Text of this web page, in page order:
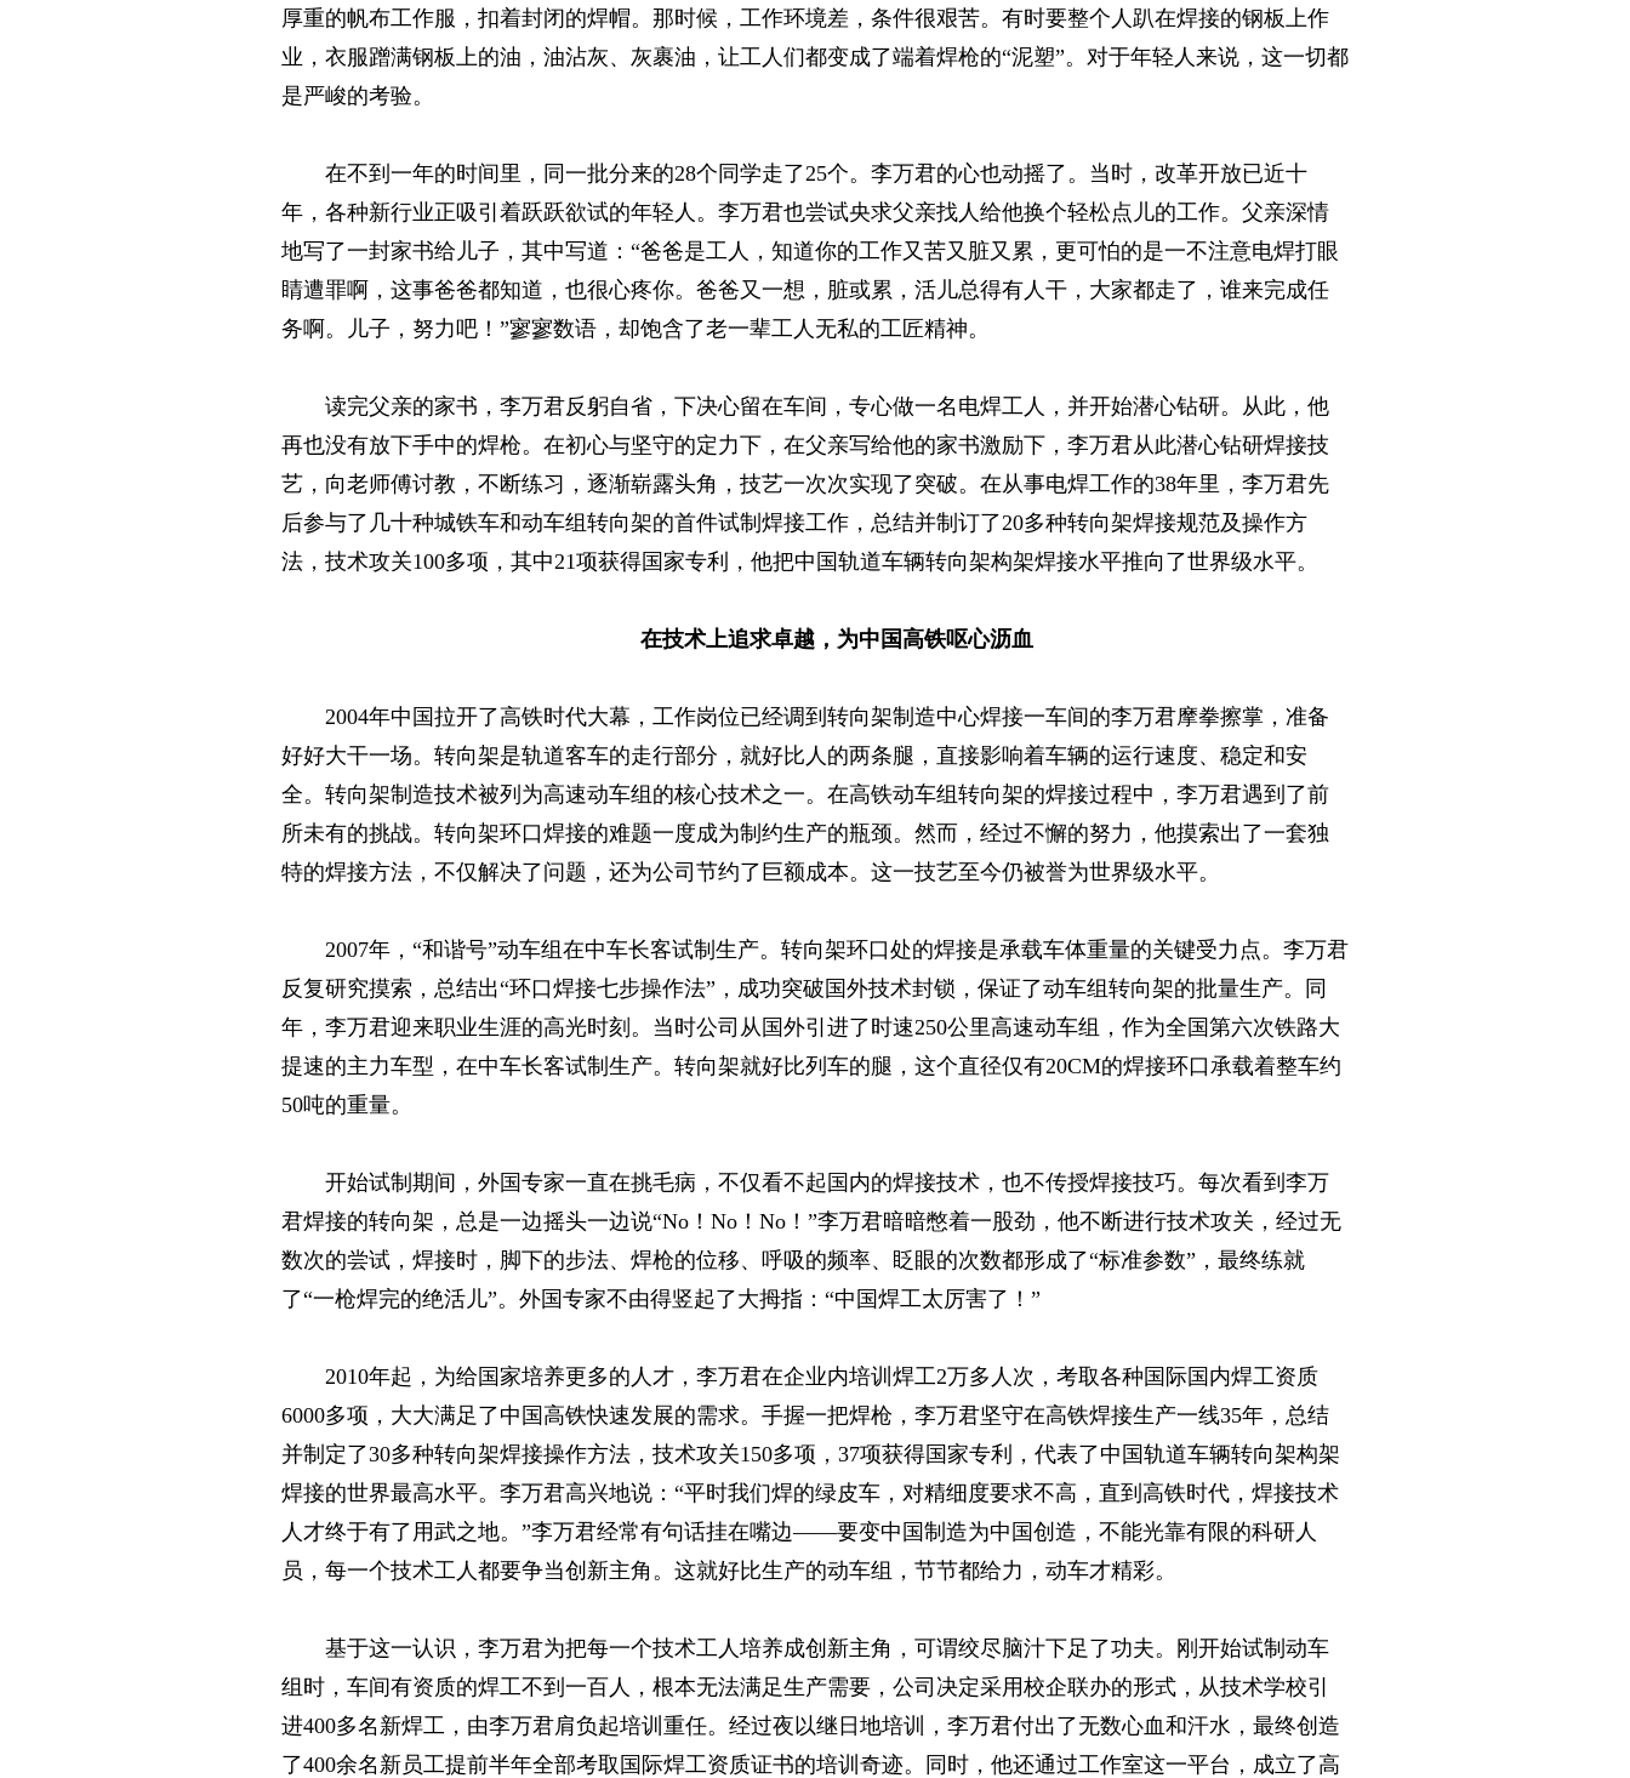
厚重的帆布工作服，扣着封闭的焊帽。那时候，工作环境差，条件很艰苦。有时要整个人趴在焊接的钢板上作
业，衣服蹭满钢板上的油，油沾灰、灰裹油，让工人们都变成了端着焊枪的“泥塑”。对于年轻人来说，这一切都
是严峻的考验。
在不到一年的时间里，同一批分来的28个同学走了25个。李万君的心也动摇了。当时，改革开放已近十
年，各种新行业正吸引着跃跃欲试的年轻人。李万君也尝试央求父亲找人给他换个轻松点儿的工作。父亲深情
地写了一封家书给儿子，其中写道：“爸爸是工人，知道你的工作又苦又脏又累，更可怕的是一不注意电焊打眼
睛遭罪啊，这事爸爸都知道，也很心疼你。爸爸又一想，脏或累，活儿总得有人干，大家都走了，谁来完成任
务啊。儿子，努力吧！”寥寥数语，却饱含了老一辈工人无私的工匠精神。
读完父亲的家书，李万君反躬自省，下决心留在车间，专心做一名电焊工人，并开始潜心钻研。从此，他
再也没有放下手中的焊枪。在初心与坚守的定力下，在父亲写给他的家书激励下，李万君从此潜心钻研焊接技
艺，向老师傅讨教，不断练习，逐渐崭露头角，技艺一次次实现了突破。在从事电焊工作的38年里，李万君先
后参与了几十种城铁车和动车组转向架的首件试制焊接工作，总结并制订了20多种转向架焊接规范及操作方
法，技术攻关100多项，其中21项获得国家专利，他把中国轨道车辆转向架构架焊接水平推向了世界级水平。
在技术上追求卓越，为中国高铁呕心沥血
2004年中国拉开了高铁时代大幕，工作岗位已经调到转向架制造中心焊接一车间的李万君摩拳擦掌，准备
好好大干一场。转向架是轨道客车的走行部分，就好比人的两条腿，直接影响着车辆的运行速度、稳定和安
全。转向架制造技术被列为高速动车组的核心技术之一。在高铁动车组转向架的焊接过程中，李万君遇到了前
所未有的挑战。转向架环口焊接的难题一度成为制约生产的瓶颈。然而，经过不懈的努力，他摸索出了一套独
特的焊接方法，不仅解决了问题，还为公司节约了巨额成本。这一技艺至今仍被誉为世界级水平。
2007年，“和谐号”动车组在中车长客试制生产。转向架环口处的焊接是承载车体重量的关键受力点。李万君
反复研究摸索，总结出“环口焊接七步操作法”，成功突破国外技术封锁，保证了动车组转向架的批量生产。同
年，李万君迎来职业生涯的高光时刻。当时公司从国外引进了时速250公里高速动车组，作为全国第六次铁路大
提速的主力车型，在中车长客试制生产。转向架就好比列车的腿，这个直径仅有20CM的焊接环口承载着整车约
50吨的重量。
开始试制期间，外国专家一直在挑毛病，不仅看不起国内的焊接技术，也不传授焊接技巧。每次看到李万
君焊接的转向架，总是一边摇头一边说“No！No！No！”李万君暗暗憋着一股劲，他不断进行技术攻关，经过无
数次的尝试，焊接时，脚下的步法、焊枪的位移、呼吸的频率、眨眼的次数都形成了“标准参数”，最终练就
了“一枪焊完的绝活儿”。外国专家不由得竖起了大拇指：“中国焊工太厉害了！”
2010年起，为给国家培养更多的人才，李万君在企业内培训焊工2万多人次，考取各种国际国内焊工资质
6000多项，大大满足了中国高铁快速发展的需求。手握一把焊枪，李万君坚守在高铁焊接生产一线35年，总结
并制定了30多种转向架焊接操作方法，技术攻关150多项，37项获得国家专利，代表了中国轨道车辆转向架构架
焊接的世界最高水平。李万君高兴地说：“平时我们焊的绿皮车，对精细度要求不高，直到高铁时代，焊接技术
人才终于有了用武之地。”李万君经常有句话挂在嘴边——要变中国制造为中国创造，不能光靠有限的科研人
员，每一个技术工人都要争当创新主角。这就好比生产的动车组，节节都给力，动车才精彩。
基于这一认识，李万君为把每一个技术工人培养成创新主角，可谓绞尽脑汁下足了功夫。刚开始试制动车
组时，车间有资质的焊工不到一百人，根本无法满足生产需要，公司决定采用校企联办的形式，从技术学校引
进400多名新焊工，由李万君肩负起培训重任。经过夜以继日地培训，李万君付出了无数心血和汗水，最终创造
了400余名新员工提前半年全部考取国际焊工资质证书的培训奇迹。同时，他还通过工作室这一平台，成立了高